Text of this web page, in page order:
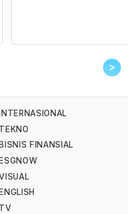
>
INTERNASIONAL
TEKNO
BISNIS FINANSIAL
ESGNOW
ENGLISH
TV